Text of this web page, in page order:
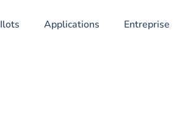
Ilots Applications Entreprise